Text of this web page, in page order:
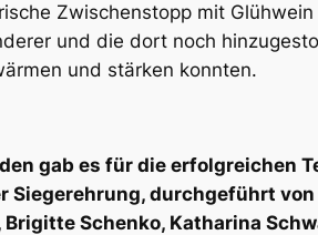
Zwischenstopp mit
und die dort noch
und stärken konnten.
gab es für die erfolgreichen
Siegerehrung, durchgeführt
Schenko, Katharina